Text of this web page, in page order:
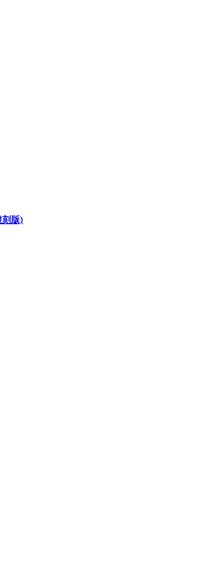
刻版)